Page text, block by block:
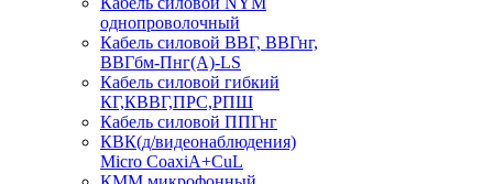
однопроволочный
Кабель силовой ВВГ, ВВГнг,
ВВГбм-Пнг(А)-LS
Кабель силовой гибкий
КГ,КВВГ,ПРС,РПШ
Кабель силовой ППГнг
КВК(д/видеонаблюдения)
Micro CoaxiA+CuL